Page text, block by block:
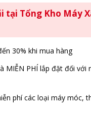
tại Tổng Kho Máy
30% khi mua hàng
MIỄN PHÍ lắp đặt đối với
phí các loại máy móc,